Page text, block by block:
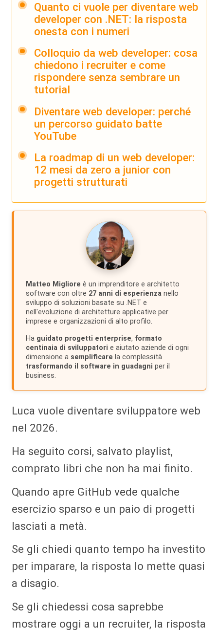
Quanto ci vuole per diventare web
developer con .NET: la risposta
onesta con i numeri
Colloquio da web developer: cosa
chiedono i recruiter e come
rispondere senza sembrare un
tutorial
Diventare web developer: perché
un percorso guidato batte
YouTube
La roadmap di un web developer:
12 mesi da zero a junior con
progetti strutturati
Matteo Migliore è un imprenditore e architetto
software con oltre 27 anni di esperienza nello
sviluppo di soluzioni basate su .NET e
nell'evoluzione di architetture applicative per
imprese e organizzazioni di alto profilo.
Ha guidato progetti enterprise, formato
centinaia di sviluppatori e aiutato aziende di ogni
dimensione a semplificare la complessità
trasformando il software in guadagni per il
business.
Luca vuole diventare sviluppatore web
nel 2026.
Ha seguito corsi, salvato playlist,
comprato libri che non ha mai finito.
Quando apre GitHub vede qualche
esercizio sparso e un paio di progetti
lasciati a metà.
Se gli chiedi quanto tempo ha investito
per imparare, la risposta lo mette quasi
a disagio.
Se gli chiedessi cosa saprebbe
mostrare oggi a un recruiter, la risposta